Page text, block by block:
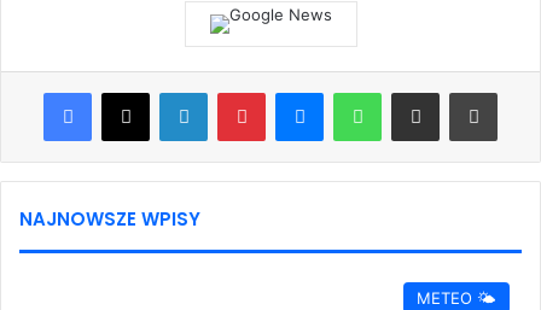
Facebook
X LinkedInPinterestMessengerWhatsAppShare via Email Print
NAJNOWSZE WPISY
METEO 🌤️